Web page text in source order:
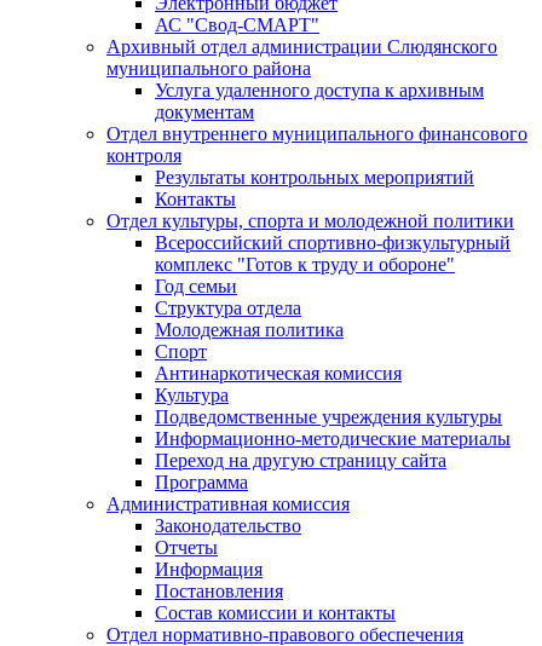
АС "Свод-СМАРТ"
Архивный отдел администрации Слюдянского
муниципального района
Услуга удаленного доступа к архивным
документам
Отдел внутреннего муниципального финансового
контроля
Результаты контрольных мероприятий
Контакты
Отдел культуры, спорта и молодежной политики
Всероссийский спортивно-физкультурный
комплекс "Готов к труду и обороне"
Год семьи
Структура отдела
Молодежная политика
Спорт
Антинаркотическая комиссия
Культура
Подведомственные учреждения культуры
Информационно-методические материалы
Переход на другую страницу сайта
Программа
Административная комиссия
Законодательство
Отчеты
Информация
Постановления
Состав комиссии и контакты
Отдел нормативно-правового обеспечения